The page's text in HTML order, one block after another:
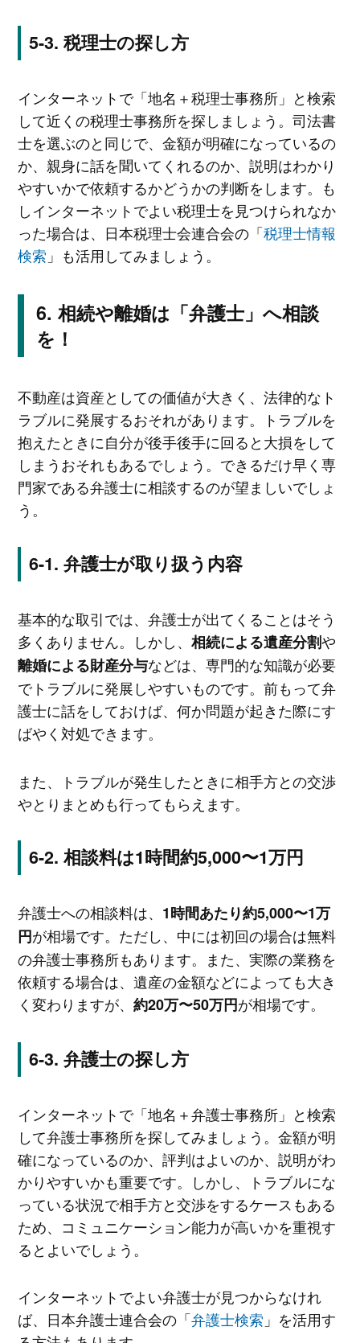
税理士の探し方
インターネットで「地名＋税理士事務所」と検索
して近くの税理士事務所を探しましょう。司法書
士を選ぶのと同じで、金額が明確になっているの
か、親身に話を聞いてくれるのか、説明はわかり
やすいかで依頼するかどうかの判断をします。も
しインターネットでよい税理士を見つけられなか
った場合は、日本税理士会連合会の「税理士情報
検索 」も活用してみましょう。
相続や離婚は「弁護士」へ相談
を！
不動産は資産としての価値が大きく、法律的なト
ラブルに発展するおそれがあります。トラブルを
抱えたときに自分が後手後手に回ると大損をして
しまうおそれもあるでしょう。できるだけ早く専
門家である弁護士に相談するのが望ましいでしょ
う。
弁護士が取り扱う内容
基本的な取引では、弁護士が出てくることはそう
多くありません。しかし、 相続による遺産分割や
離婚による財産分与などは、専門的な知識が必要
でトラブルに発展しやすいものです。前もって弁
護士に話をしておけば、何か問題が起きた際にす
ばやく対処できます。
また、トラブルが発生したときに相手方との交渉
やとりまとめも行ってもらえます。
相談料は1時間約5,000〜1万円
弁護士への相談料は、 1時間あたり約5,000〜1万
円が相場です。ただし、中には初回の場合は無料
の弁護士事務所もあります。また、実際の業務を
依頼する場合は、遺産の金額などによっても大き
く変わりますが、 約20万〜50万円が相場です。
弁護士の探し方
インターネットで「地名＋弁護士事務所」と検索
して弁護士事務所を探してみましょう。金額が明
確になっているのか、評判はよいのか、説明がわ
かりやすいかも重要です。しかし、トラブルにな
っている状況で相手方と交渉をするケースもある
ため、コミュニケーション能力が高いかを重視す
るとよいでしょう。
インターネットでよい弁護士が見つからなけれ
ば、日本弁護士連合会の「弁護士検索 」を活用す